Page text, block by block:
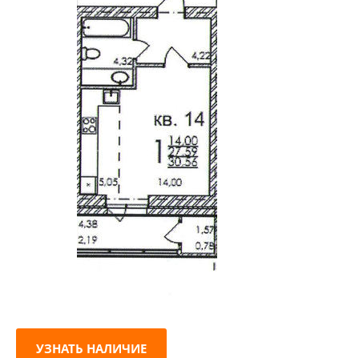
УЗНАТЬ НАЛИЧИЕ